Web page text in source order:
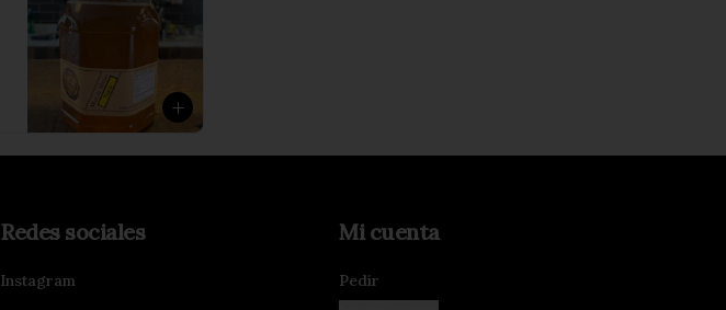
Redes sociales
Instagram
Mi cuenta
Pedir